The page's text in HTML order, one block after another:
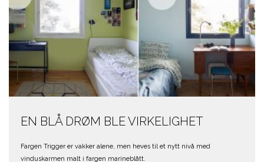
EN BLÅ DRØM BLE VIRKELIGHET
Fargen Trigger er vakker alene, men heves til et nytt nivå med
vinduskarmen malt i fargen marineblått.